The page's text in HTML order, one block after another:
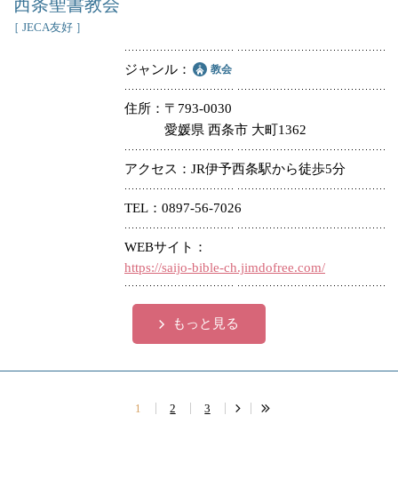
西条聖書教会
［ JECA友好 ］
ジャンル 教会
住所
〒793-0030
愛媛県 西条市 大町1362
アクセス JR伊予西条駅から徒歩5分
TEL 0897-56-7026
WEBサイト
https://saijo-bible-ch.jimdofree.com/
もっと見る
1 2 3